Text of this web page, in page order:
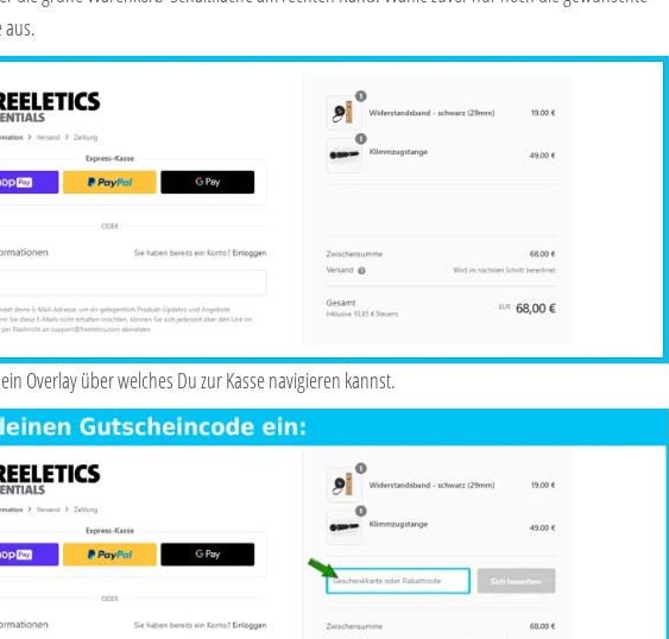
Overlay über welches Du zur Kasse navigieren kannst.